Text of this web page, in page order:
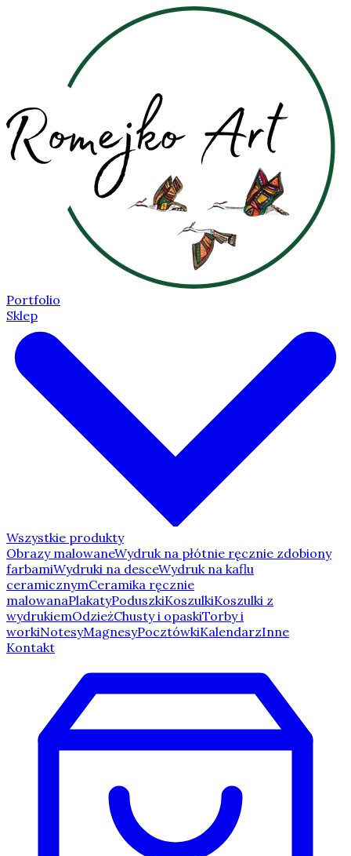
Portfolio
Sklep
Wszystkie produkty
Obrazy malowaneWydruk na płótnie ręcznie zdobiony
farbamiWydruki na desceWydruk na kaflu
ceramicznymCeramika ręcznie
malowanaPlakatyPoduszkiKoszulkiKoszulki z
wydrukiemOdzieżChusty i opaskiTorby i
workiNotesyMagnesyPocztówkiKalendarzInne
Kontakt